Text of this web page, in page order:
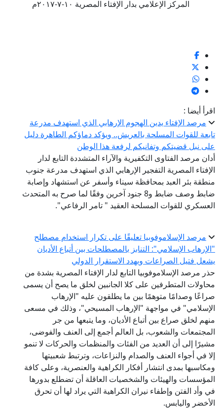
المركز الإعلامي بدار الإفتاء المصرية ١٠-٧-٢٠١٧م
اقرأ أيضا :
مرصد الإفتاء يدين الهجوم الإرهابي الذي استهدف مدرعة
تابعة للقوات المسلحة بالعريش.. ويؤكد دماؤكم الطاهرة دليل
على نبل قضيتكم وتفانيكم لرفعة هذا الوطن
أدان مرصد الفتاوى التكفيرية والآراء المتشددة التابع لدار
الإفتاء المصرية التفجير الإرهابي الذي استهدف مدرعة جنوب
منطقة بئر العبد بمحافظة سيناء وأسفر عن استشهاد وإصابة
ضابط وصف ضابط و8 جنود آخرين وفقًا لما صرح به المتحدث
العسكري للقوات المسلحة العقيد " تامر الرفاعي".
مرصد الإسلاموفوبيا تعليقًا على تكرار استخدام مصطلح
"الإرهاب الإسلامي": التنابز بالمصطلحات بين أتباع الأديان
يشعل فتيل الصراعات ويهدد الاستقرار الدولي
حذر مرصد الإسلاموفوبيا التابع لدار الإفتاء المصرية بشدة من
محاولات المتطرفين على كلا الجانبين لخلق ما يصح أن يسمى
صراعًا وصدامًا متوهمًا بين ما يطلقون عليه "الإرهاب
الإسلامي" في مواجهة "الإرهاب المسيحي"، وذلك في مسعى
منهم لخلق صراع بين أتباع الأديان، وما يتبعها من جر
المجتمعات والشعوب، بل العالم أجمع إلى العنف والفوضى،
مشيرًا إلى أن العديد من الفئات والمنظمات والحركات لا تنمو
إلا في أجواء العنف والصدام والنزاعات، وترتبط شعبيتها
ومكاسبها بمدى انتشار أفكار الكراهية والعنصرية، وعلى كافة
المؤسسات والهيئات والشخصيات العاقلة أن تضطلع بدورها
في وأد الفتن وإطفاء نيران الكراهية التي يراد لها أن تحرق
الأخضر واليابس.